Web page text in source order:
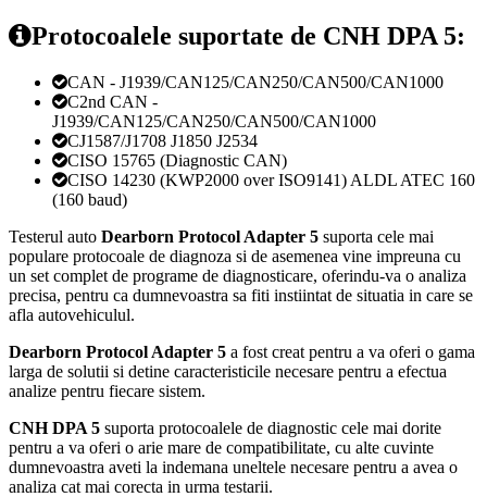
Protocoalele suportate de CNH DPA 5:
CAN - J1939/CAN125/CAN250/CAN500/CAN1000
C2nd CAN -
J1939/CAN125/CAN250/CAN500/CAN1000
CJ1587/J1708 J1850 J2534
CISO 15765 (Diagnostic CAN)
CISO 14230 (KWP2000 over ISO9141) ALDL ATEC 160
(160 baud)
Testerul auto Dearborn Protocol Adapter 5 suporta cele mai
populare protocoale de diagnoza si de asemenea vine impreuna cu
un set complet de programe de diagnosticare, oferindu-va o analiza
precisa, pentru ca dumnevoastra sa fiti instiintat de situatia in care se
afla autovehiculul.
Dearborn Protocol Adapter 5 a fost creat pentru a va oferi o gama
larga de solutii si detine caracteristicile necesare pentru a efectua
analize pentru fiecare sistem.
CNH DPA 5 suporta protocoalele de diagnostic cele mai dorite
pentru a va oferi o arie mare de compatibilitate, cu alte cuvinte
dumnevoastra aveti la indemana uneltele necesare pentru a avea o
analiza cat mai corecta in urma testarii.